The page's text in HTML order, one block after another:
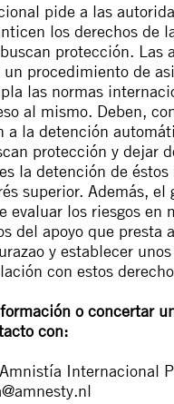
pide a las
los derechos de
protección. Las
procedimiento de
las normas
al mismo. Deben,
a la detención
protección y dejar
la detención de éstos
superior. Además, el
evaluar los riesgos en
del apoyo que presta
y establecer
con estos
o concertar
con:
Internacional